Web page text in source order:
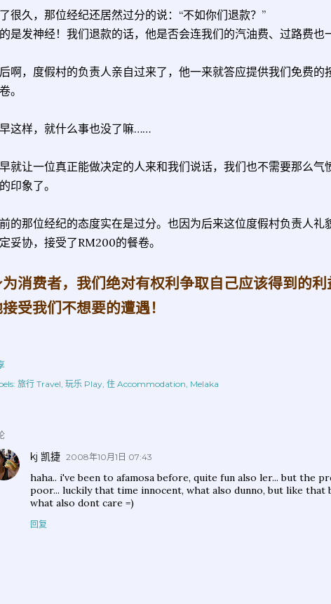
很久，那位经纪还居然过分的说：“不如你们退款？”
是发神经！我们退款的话，他是否会连我们的汽油费、过路费也
啊，度假村的负责人亲自过来了，他一来就答应提供我们免费
。
这样，就什么事也没了嘛……
就让一位真正能做决定的人来和我们说话，我们也不需要那么气
印象了。
的那位经纪的态度实在是过分。也因为后来这位度假村负责人礼
妥协，接受了RM200的餐卷。
消费者，我们绝对有权利争取自己应该得到的
受我们不想要的遭遇！
旅行 Travel 玩乐 Play 住 Accommodation Melaka
kj 凯捷 2008年10月1日 07:43
haha.. i've been to afamosa before, quite fun also ler... but the
poor... luckily that time innocent, what also dunno, but like that
what also dont care =)
回复